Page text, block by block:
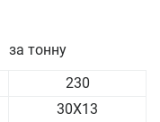
за тонну
230
30Х13